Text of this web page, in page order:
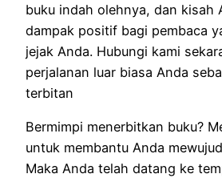
buku indah olehnya, dan kisah
dampak positif bagi pembaca
jejak Anda. Hubungi kami
perjalanan luar biasa Anda
terbitan
Bermimpi menerbitkan buku?
untuk membantu Anda
Maka Anda telah datang ke